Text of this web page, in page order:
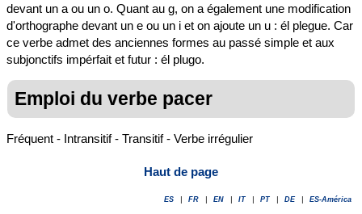
devant un a ou un o. Quant au g, on a également une modification
d'orthographe devant un e ou un i et on ajoute un u : él plegue. Car
ce verbe admet des anciennes formes au passé simple et aux
subjonctifs impérfait et futur : él plugo.
Emploi du verbe pacer
Fréquent - Intransitif - Transitif - Verbe irrégulier
Haut de page
ES FR EN IT PT DE ES-América